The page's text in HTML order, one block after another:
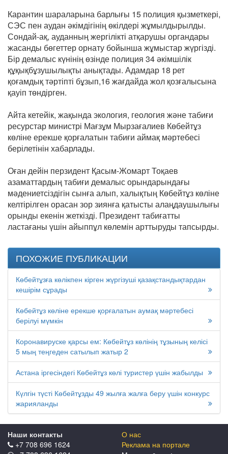
Карантин шараларына барлығы 15 полиция қызметкері,
СЭС пен аудан әкімдігінің өкілдері жұмылдырылды.
Сондай-ақ, ауданның жергілікті атқарушы органдары
жасанды бөгеттер орнату бойынша жұмыстар жүргізді.
Бір демалыс күнінің өзінде полиция 34 әкімшілік
құқықбұзушылықты анықтады. Адамдар 18 рет
қоғамдық тәртіпті бұзып,16 жағдайда жол қозғалысына
қауіп төндірген.
Айта кетейік, жақында экология, геология және табиғи
ресурстар министрі Мағзұм Мырзағалиев Көбейтұз
көліне ерекше қорғалатын табиғи аймақ мәртебесі
берілетінін хабарлады.
Оған дейін перзидент Қасым-Жомарт Тоқаев
азаматтардың табиғи демалыс орындарындағы
мәдениетсіздігін сынға алып, халықтың Көбейтұз көліне
келтірілген орасан зор зиянға қатысты алаңдаушылығы
орынды екенін жеткізді. Президент табиғатты
ластағаны үшін айыппұл көлемін арттыруды тапсырды.
ПОХОЖИЕ ПУБЛИКАЦИИ
Көбейтұзға көлікпен кірген жүргізуші қазақстандықтардан
кешірім сұрады
Көбейтұз көліне ерекше қорғалатын аумақ мәртебесі
берілуі мүмкін
Коронавируске қарсы ем: Көбейтұз көлінің тұзының келісі
5 мың теңгеден сатылып жатыр 2
Астана іргесіндегі Көбейтұз көлі туристер үшін жабылды
Күлгін түсті Көбейтұзды 49 жылға жалға беру үшін конкурс
жарияланды
Наши контакты
+7 708 696 1624
О нас
Реклама на портале